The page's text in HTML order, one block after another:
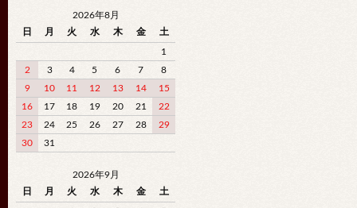
2026年8月
日
月 火 水 木 金 土
1
2
3 4 5 6 7
8
9
10 11 12 13 14
15
16
17 18 19 20 21
22
23
24 25 26 27 28
29
30
31
2026年9月
日
月 火 水 木 金 土